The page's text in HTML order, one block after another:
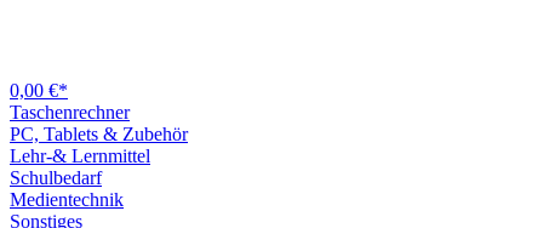
0,00 €*
Taschenrechner
PC, Tablets & Zubehör
Lehr-& Lernmittel
Schulbedarf
Medientechnik
Sonstiges